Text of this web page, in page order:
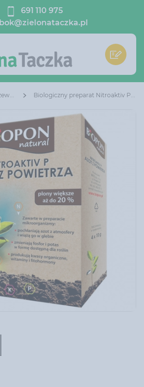
691 110 975
bok@zielonataczka.pl
Do krzewów owocowych Biologiczny preparat Nitroaktiv P azot powietrza Bopon natural 40 g